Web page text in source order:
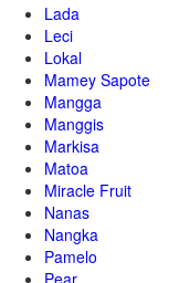
Lada
Leci
Lokal
Mamey Sapote
Mangga
Manggis
Markisa
Matoa
Miracle Fruit
Nanas
Nangka
Pamelo
Pear